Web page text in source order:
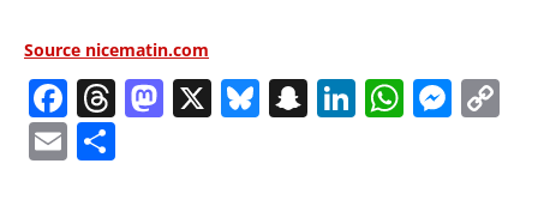
Source nicematin.com
Facebook
Threads
Mastodon
X Bluesky
Snapchat
LinkedIn
Email